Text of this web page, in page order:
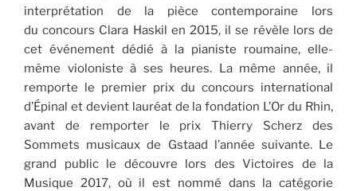
interprétation de la pièce contemporaine lors
du concours Clara Haskil en 2015, il se révèle lors de
cet événement dédié à la pianiste roumaine, elle-
même violoniste à ses heures. La même année, il
remporte le premier prix du concours international
d’Épinal et devient lauréat de la fondation L’Or du Rhin,
avant de remporter le prix Thierry Scherz des
Sommets musicaux de Gstaad l’année suivante. Le
grand public le découvre lors des Victoires de la
Musique 2017, où il est nommé dans la catégorie